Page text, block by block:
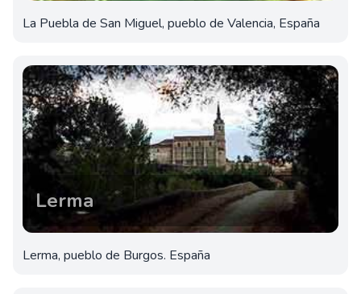
La Puebla de San Miguel, pueblo de Valencia, España
Lerma
Lerma, pueblo de Burgos. España